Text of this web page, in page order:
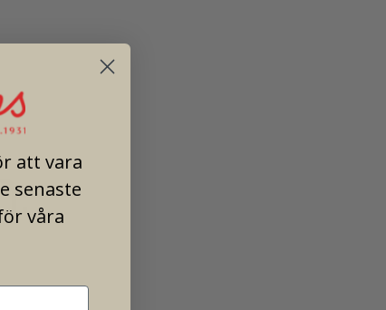
att vara
senaste
våra